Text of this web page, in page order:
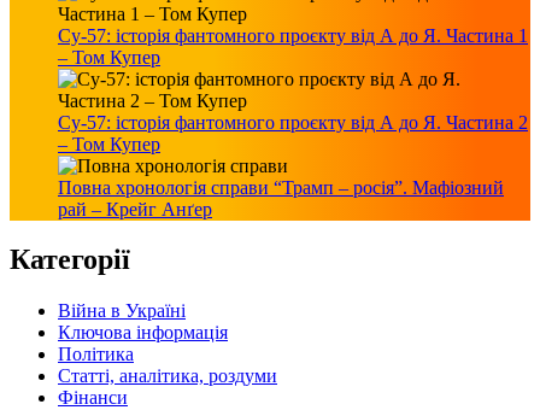
Су-57: історія фантомного проєкту від А до Я. Частина 1
– Том Купер
Су-57: історія фантомного проєкту від А до Я. Частина 2
– Том Купер
Повна хронологія справи “Трамп – росія”. Мафіозний
рай – Крейг Анґер
Категорії
Війна в Україні
Ключова інформація
Політика
Статті, аналітика, роздуми
Фінанси